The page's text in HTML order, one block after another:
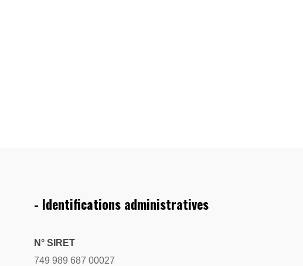
- Identifications administratives
N° SIRET
749 989 687 00027